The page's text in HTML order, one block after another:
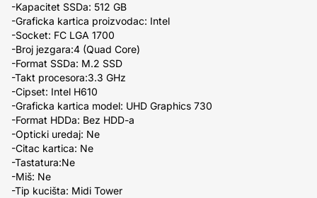
-Kapacitet SSDa: 512 GB
-Graficka kartica proizvodac: Intel
-Socket: FC LGA 1700
-Broj jezgara:4 (Quad Core)
-Format SSDa: M.2 SSD
-Takt procesora:3.3 GHz
-Cipset: Intel H610
-Graficka kartica model: UHD Graphics 730
-Format HDDa: Bez HDD-a
-Opticki uredaj: Ne
-Citac kartica: Ne
-Tastatura:Ne
-Miš: Ne
-Tip kucišta: Midi Tower